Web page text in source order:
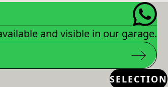
and visible in our garage.
SELECTION